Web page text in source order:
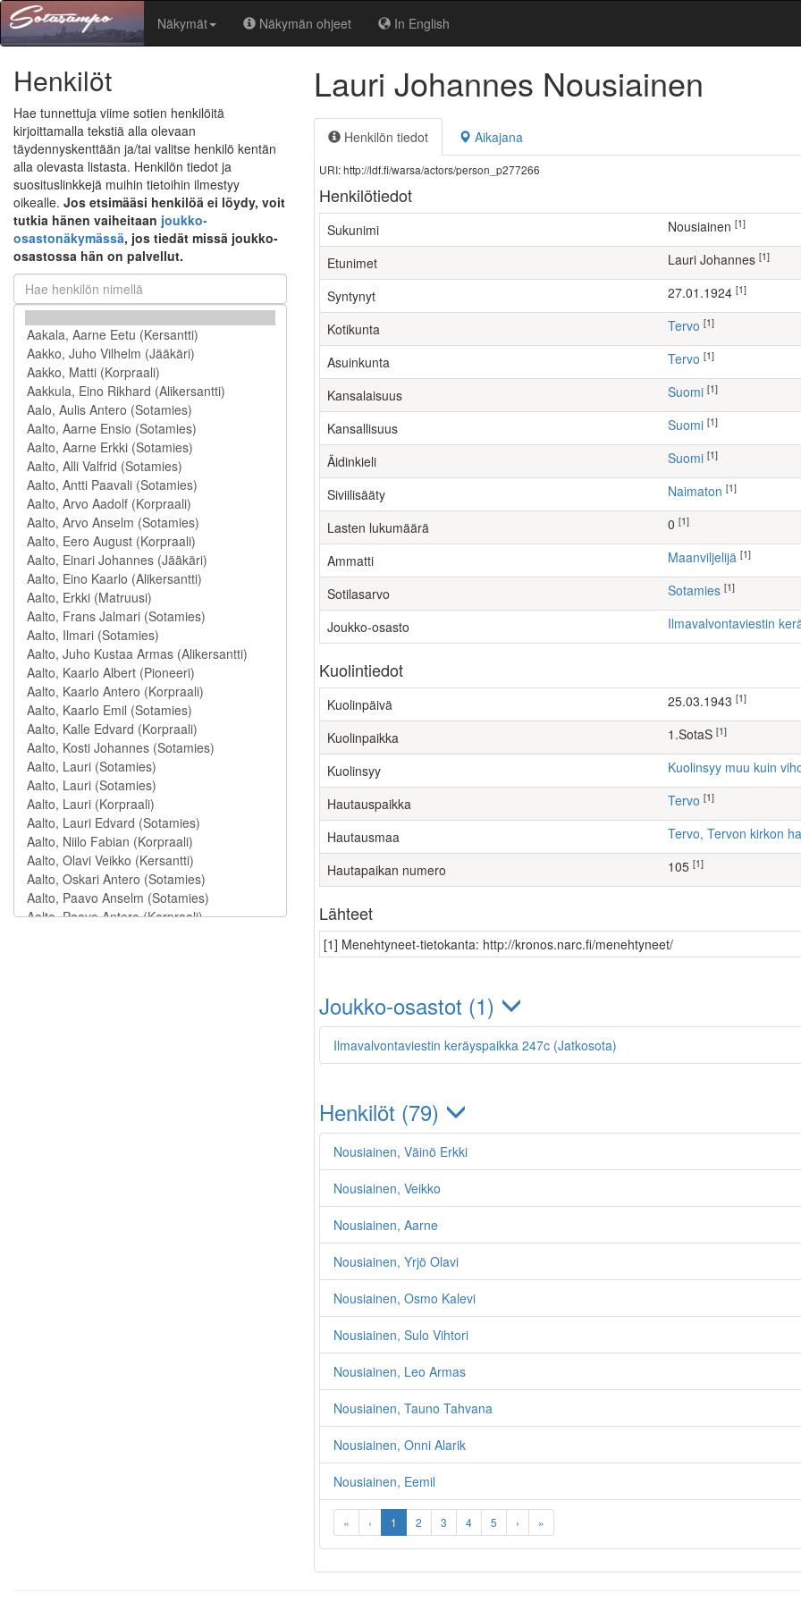
Näkymät Näkymän ohjeet In English
Henkilöt
Hae tunnettuja viime sotien henkilöitä
kirjoittamalla tekstiä alla olevaan
täydennyskenttään ja/tai valitse henkilö kentän
alla olevasta listasta. Henkilön tiedot ja
suosituslinkkejä muihin tietoihin ilmestyy
oikealle. Jos etsimääsi henkilöä ei löydy, voit
tutkia hänen vaiheitaan joukko-
osastonäkymässä, jos tiedät missä joukko-
osastossa hän on palvellut.
Lauri Johannes Nousiainen
Henkilön tiedot Aikajana
URI: http://ldf.fi/warsa/actors/person_p277266
Henkilötiedot
Sukunimi Nousiainen [1]
Etunimet Lauri Johannes [1]
Syntynyt 27.01.1924 [1]
Kotikunta Tervo [1]
Asuinkunta Tervo [1]
Kansalaisuus Suomi [1]
Kansallisuus Suomi [1]
Äidinkieli Suomi [1]
Siviilisääty Naimaton [1]
Lasten lukumäärä [1]
Ammatti maanviljelijä [1]
Sotilasarvo Sotamies [1]
Joukko-osasto Ilmavalvontaviestin
Kuolintiedot
Kuolinpäivä 25.03.1943 [1]
Kuolinpaikka 1.SotaS [1]
Kuolinsyy Kuolinsyy muu kuin
Hautauspaikka Tervo [1]
Hautausmaa Tervo, Tervon kirkon
Hautapaikan numero 105 [1]
Lähteet
[1] Menehtyneet-tietokanta: http://kronos.narc.fi/menehtyneet/
Joukko-osastot (1)
Ilmavalvontaviestin keräyspaikka 247c (Jatkosota)
Henkilöt (79)
Nousiainen, Väinö Erkki
Nousiainen, Veikko
Nousiainen, Aarne
Nousiainen, Yrjö Olavi
Nousiainen, Osmo Kalevi
Nousiainen, Sulo Vihtori
Nousiainen, Leo Armas
Nousiainen, Tauno Tahvana
Nousiainen, Onni Alarik
Nousiainen, Eemil
« ‹ 1 2 3 4 5 › »